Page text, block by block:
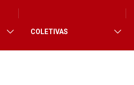
COLETIVAS